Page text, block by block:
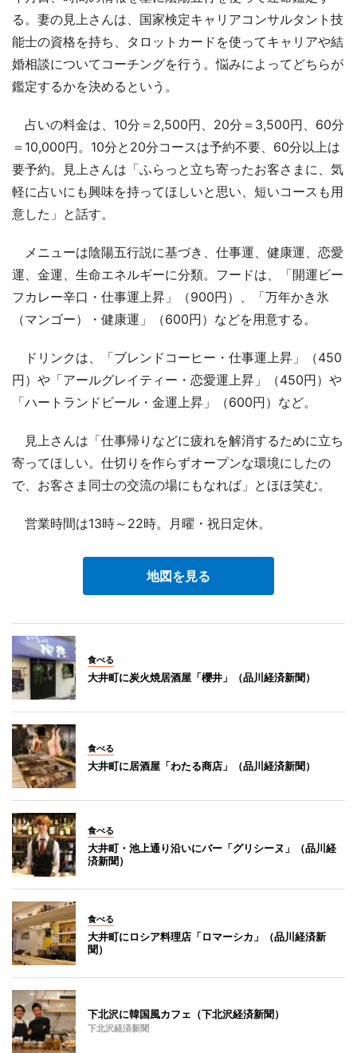
る。妻の見上さんは、国家検定キャリアコンサルタント技
能士の資格を持ち、タロットカードを使ってキャリアや結
婚相談についてコーチングを行う。悩みによってどちらが
鑑定するかを決めるという。
占いの料金は、10分＝2,500円、20分＝3,500円、60分
＝10,000円。10分と20分コースは予約不要、60分以上は
要予約。見上さんは「ふらっと立ち寄ったお客さまに、気
軽に占いにも興味を持ってほしいと思い、短いコースも用
意した」と話す。
メニューは陰陽五行説に基づき、仕事運、健康運、恋愛
運、金運、生命エネルギーに分類。フードは、「開運ビー
フカレー辛口・仕事運上昇」（900円）、「万年かき氷
（マンゴー）・健康運」（600円）などを用意する。
ドリンクは、「ブレンドコーヒー・仕事運上昇」（450
円）や「アールグレイティー・恋愛運上昇」（450円）や
「ハートランドビール・金運上昇」（600円）など。
見上さんは「仕事帰りなどに疲れを解消するために立ち
寄ってほしい。仕切りを作らずオープンな環境にしたの
で、お客さま同士の交流の場にもなれば」とほほ笑む。
営業時間は13時～22時。月曜・祝日定休。
地図を見る
食べる
大井町に炭火焼居酒屋「櫻井」（品川経済新聞）
食べる
大井町に居酒屋「わたる商店」（品川経済新聞）
食べる
大井町・池上通り沿いにバー「グリシーヌ」（品川経
済新聞）
食べる
大井町にロシア料理店「ロマーシカ」（品川経済新
聞）
下北沢に韓国風カフェ（下北沢経済新聞）
下北沢経済新聞